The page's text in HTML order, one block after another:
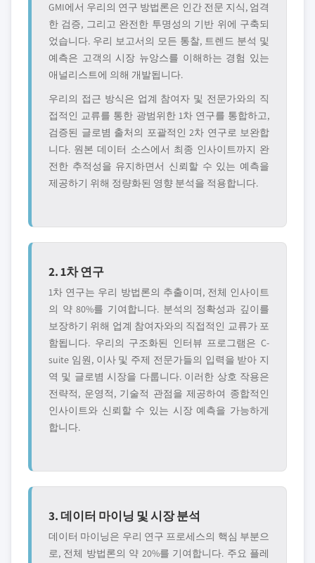
GMI에서 우리의 연구 방법론은 인간 전문 지식, 엄격
한 검증, 그리고 완전한 투명성의 기반 위에 구축되
었습니다. 우리 보고서의 모든 통찰, 트렌드 분석 및
예측은 고객의 시장 뉴앙스를 이해하는 경험 있는
애널리스트에 의해 개발됩니다.
우리의 접근 방식은 업계 참여자 및 전문가와의 직
접적인 교류를 통한 광범위한 1차 연구를 통합하고,
검증된 글로볌 출처의 포괄적인 2차 연구로 보완합
니다. 원본 데이터 소스에서 최종 인사이트까지 완
전한 추적성을 유지하면서 신뢰할 수 있는 예측을
제공하기 위해 정량화된 영향 분석을 적용합니다.
2. 1차 연구
1차 연구는 우리 방법론의 추출이며, 전체 인사이트
의 약 80%를 기여합니다. 분석의 정확성과 깊이를
보장하기 위해 업계 참여자와의 직접적인 교류가 포
함됩니다. 우리의 구조화된 인터뷰 프로그램은 C-
suite 임원, 이사 및 주제 전문가들의 입력을 받아 지
역 및 글로볌 시장을 다룹니다. 이러한 상호 작용은
전략적, 운영적, 기술적 관점을 제공하여 종합적인
인사이트와 신뢰할 수 있는 시장 예측을 가능하게
합니다.
3. 데이터 마이닝 및 시장 분석
데이터 마이닝은 우리 연구 프로세스의 핵심 부분으
로, 전체 방법론의 약 20%를 기여합니다. 주요 플레